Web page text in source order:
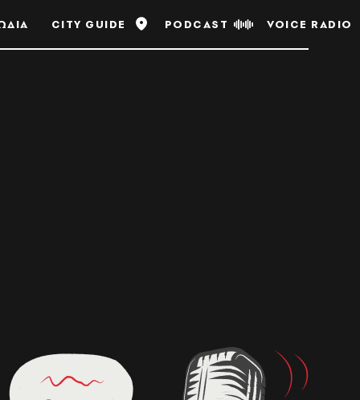
CITY GUIDE PODCAST VOICE RADIO